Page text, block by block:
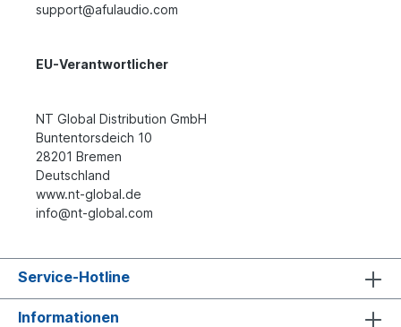
support@afulaudio.com
EU-Verantwortlicher
NT Global Distribution GmbH
Buntentorsdeich 10
28201 Bremen
Deutschland
www.nt-global.de
info@nt-global.com
Service-Hotline
Informationen